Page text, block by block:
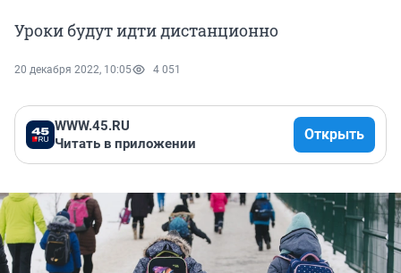
Уроки будут идти дистанционно
20 декабря 2022, 10:05 4 051
WWW.45.RU
Читать в приложении
Открыть